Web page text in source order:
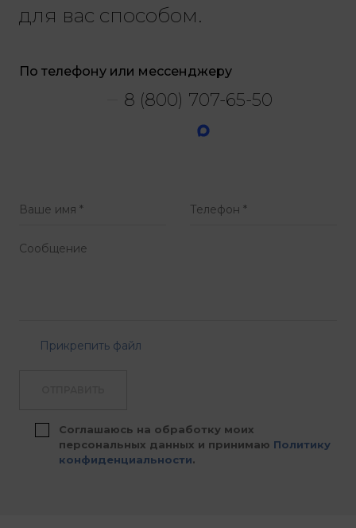
для вас способом.
По телефону или мессенджеру
8 (800) 707-65-50
Прикрепить файл
Соглашаюсь на обработку моих
персональных данных и принимаю Политику
конфиденциальности.